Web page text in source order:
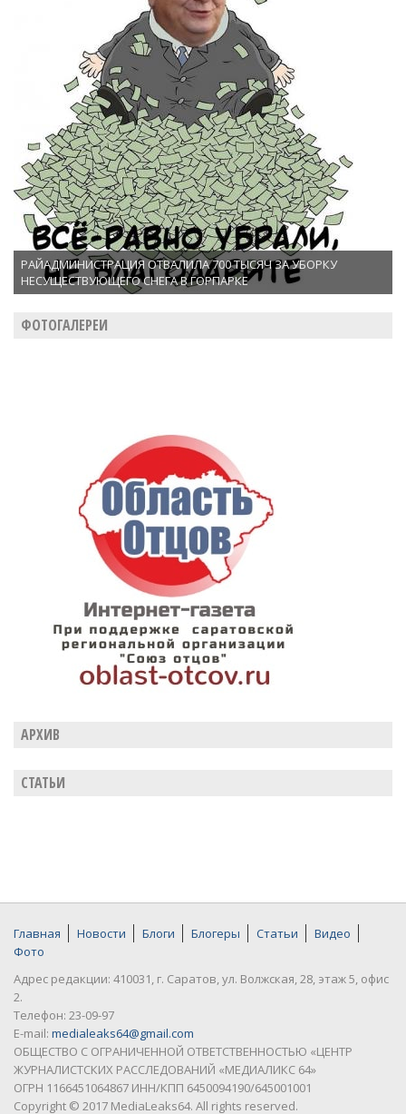
РАЙАДМИНИСТРАЦИЯ ОТВАЛИЛА 700 ТЫСЯЧ ЗА УБОРКУ
НЕСУЩЕСТВУЮЩЕГО СНЕГА В ГОРПАРКЕ
ФОТОГАЛЕРЕИ
АРХИВ
СТАТЬИ
Главная Новости Блоги Блогеры Статьи
Видео
Фото
Адрес редакции: 410031, г. Саратов, ул. Волжская, 28, этаж 5, офис
2.
Телефон: 23-09-97
E-mail: medialeaks64@gmail.com
ОБЩЕСТВО С ОГРАНИЧЕННОЙ ОТВЕТСТВЕННОСТЬЮ «ЦЕНТР
ЖУРНАЛИСТСКИХ РАССЛЕДОВАНИЙ «МЕДИАЛИКС 64»
ОГРН 1166451064867 ИНН/КПП 6450094190/645001001
Copyright © 2017 MediaLeaks64. All rights reserved.